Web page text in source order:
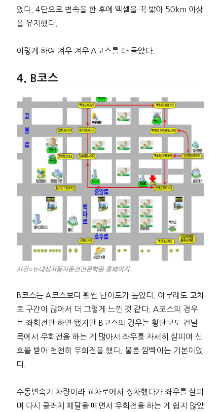
였다. 4단으로 변속을 한 후에 엑셀을 꾹 밟아 50km 이상
을 유지했다.
이렇게 하여 겨우 겨우 A코스를 다 돌았다.
B코스
사진=뉴대성자동차운전전문학원 홈페이지
B코스는 A코스보다 훨씬 난이도가 높았다. 아무래도 교차
로 구간이 많아서 더 그렇게 느낀 것 같다. A코스의 경우
는 좌회전만 하면 됐지만 B코스의 경우는 횡단보도 건널
목에서 우회전을 하는 게 많아서 좌우를 자세히 살피며 신
호를 받아 천천히 우회전을 했다. 물론 깜빡이는 기본이었
다.
수동변속기 차량이라 교차로에서 정차했다가 좌우를 살피
며 다시 클러치 페달을 떼면서 우회전을 하는 게 쉽지 않았